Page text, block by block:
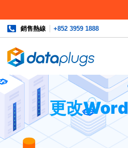
銷售熱線 +852 3959 1888
主頁»資料庫» 第三方應用程序
更改